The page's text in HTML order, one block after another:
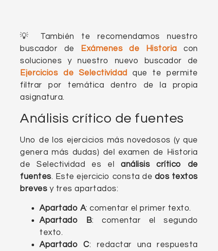
💡 También te recomendamos nuestro
buscador de
Exámenes de Historia
con
soluciones y nuestro nuevo buscador de
Ejercicios de Selectividad
que te permite
filtrar por temática dentro de la propia
asignatura.
Análisis crítico de fuentes
Uno de los ejercicios más novedosos (y que
genera más dudas) del examen de Historia
de Selectividad es elanálisis crítico de
fuentes. Este ejercicio consta de dos textos
breves y tres apartados:
Apartado A: comentar el primer texto.
Apartado B: comentar el segundo
texto.
Apartado C: redactar una respuesta